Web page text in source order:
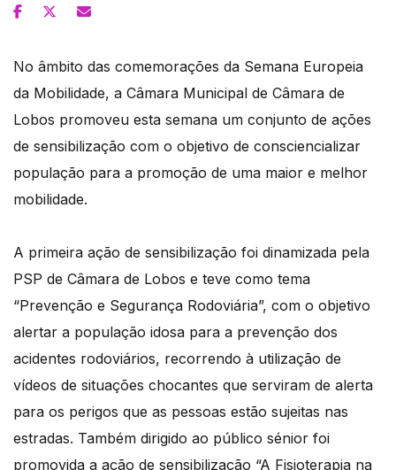
No âmbito das comemorações da Semana Europeia
da Mobilidade, a Câmara Municipal de Câmara de
Lobos promoveu esta semana um conjunto de ações
de sensibilização com o objetivo de consciencializar
população para a promoção de uma maior e melhor
mobilidade.
A primeira ação de sensibilização foi dinamizada pela
PSP de Câmara de Lobos e teve como tema
“Prevenção e Segurança Rodoviária”, com o objetivo
alertar a população idosa para a prevenção dos
acidentes rodoviários, recorrendo à utilização de
vídeos de situações chocantes que serviram de alerta
para os perigos que as pessoas estão sujeitas nas
estradas. Também dirigido ao público sénior foi
promovida a ação de sensibilização “A Fisioterapia na